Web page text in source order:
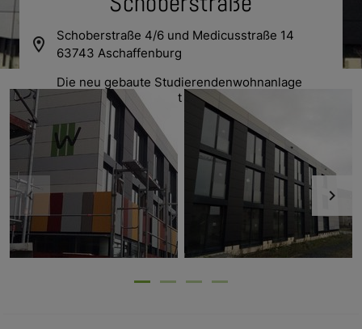
location_on
Schoberstraße 4/6 und Medicusstraße 14
63743 Aschaffenburg
Die neu gebaute Studierendenwohnanlage
"Schoberstraße" besteht aus den drei Gebäuden
und hat eine Tiefgarage sowie ein barrierefreies
Einzelappartement.